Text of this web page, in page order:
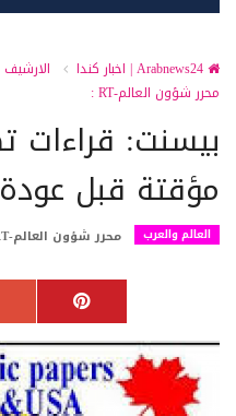
الارشيف
محرر شؤون العالم-RT :
بيسنت: قراءات
مؤقتة قبل
العالم والعرب محرر شؤون العالم-RT :